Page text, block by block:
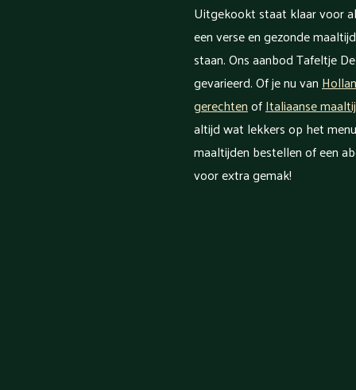
Uitgekookt staat klaar voor
een verse en gezonde
staan. Ons aanbod Tafeltje
gevarieerd. Of je nu van
gerechtenofItaliaanse
altijd wat lekkers op het
maaltijden bestellen of een
voor extra gemak!